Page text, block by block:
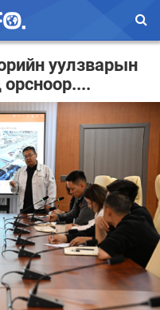
уулзварын